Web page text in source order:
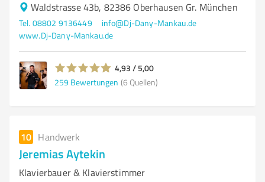
Waldstrasse 43b, 82386 Oberhausen Gr. München
Tel. 08802 9136449
info@Dj-Dany-Mankau.de
www.Dj-Dany-Mankau.de
4,93 / 5,00
259 Bewertungen (6 Quellen)
10 Handwerk
Jeremias Aytekin
Klavierbauer & Klavierstimmer